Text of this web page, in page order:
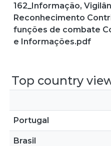
162_Informação,
Reconhecimento
funções de combate
e Informações.pdf
Top country
Portugal
Brasil